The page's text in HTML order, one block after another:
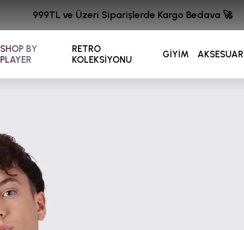
SHOP BY
PLAYER
RETRO
KOLEKSİYONU
GİYİM AKSESUAR
999TL ve Üzeri Siparişlerde Kargo Bedava 🚀